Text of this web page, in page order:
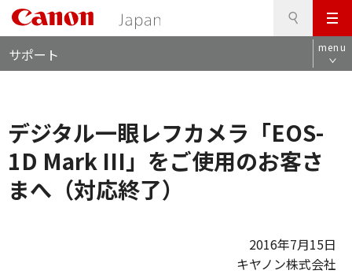
メ
ニ
ュ
ビ
サポート menu
デジタル一眼レフカメラ「EOS-
1D Mark III」をご使用のお客さ
まへ（対応終了）
2016年7月15日
キヤノン株式会社